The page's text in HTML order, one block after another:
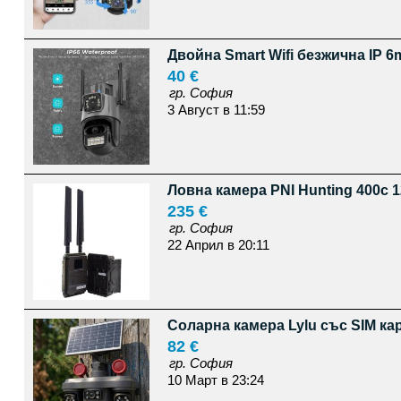
Двойна Smart Wifi безжична IP
40 €
гр. София
3 Август в 11:59
Ловна камера PNI Hunting 400c
235 €
гр. София
22 Април в 20:11
Соларна камера Lylu със SIM
82 €
гр. София
10 Март в 23:24